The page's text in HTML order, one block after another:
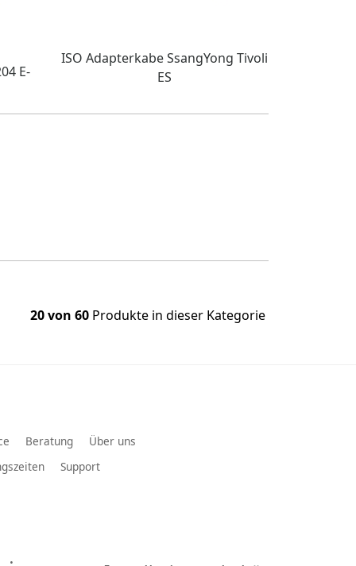
E-
ISO Adapterkabe SsangYong Tivoli
ES
20 von 60 Produkte in dieser Kategorie
Beratung
Über uns
Support